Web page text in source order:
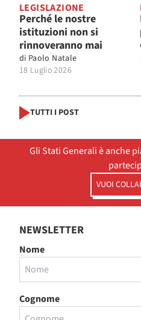
LEGISLAZIONE
Perché le nostre
istituzioni non si
rinnoveranno mai
di Paolo Natale
18 Luglio 2026
TUTTI I POST
Gli Stati Generali è anche
VUOI
NEWSLETTER
Nome
Cognome